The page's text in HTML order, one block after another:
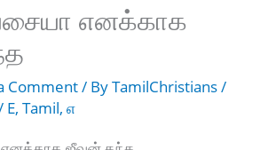
எனக்காக
Comment/ ByTamilChristians/
E,Tamil,எ